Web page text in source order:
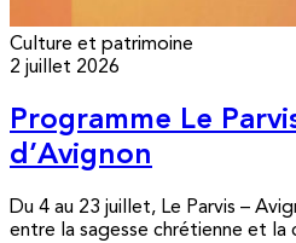
Culture et patrimoine
2 juillet 2026
Programme Le
d’Avignon
Du 4 au 23 juillet, Le Parvis –
entre la sagesse chrétienne et